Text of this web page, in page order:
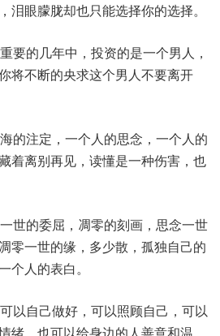
泪眼朦胧却也只能选择你的选择。
要的几年中，投资的是一个男人，
将不断的央求这个男人不要离开
的注定，一个人的思念，一个人的
着离别再见，读懂是一种伤害，也
世的委屈，凋零的刻画，思念一世
零一世的缘，多少散，孤独自己的
个人的表白。
以自己做好，可以照顾自己，可以